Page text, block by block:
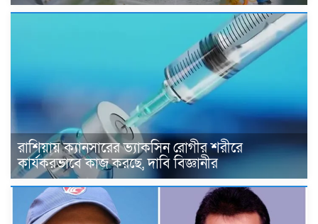
রাশিয়ায় ক্যানসারের ভ্যাকসিন রোগীর শরীরে
কার্যকরভাবে কাজ করছে, দাবি বিজ্ঞানীর